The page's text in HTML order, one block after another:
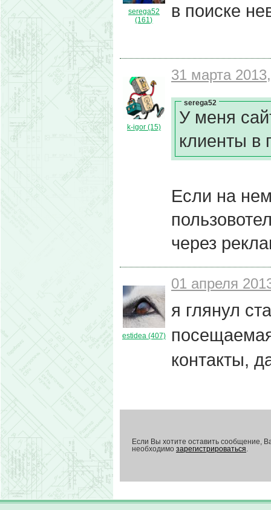
serega52
(161)
в поиске
k-igor (15)
31 марта
serega52
У меня
клиенты в
Если на
через
estidea (407)
01 апреля
я глянул
контакты,
Если Вы хотите оставить сообщение,
необходимо зарегистрироваться.